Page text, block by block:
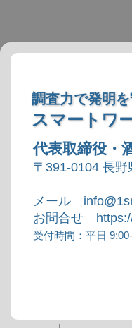
調査力で発明
スマートワ
代表取締役・
〒391-0104 長
メール
お問合せ
受付時間：平日